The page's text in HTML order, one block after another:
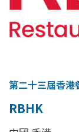
第二十三屆香港
RBHK